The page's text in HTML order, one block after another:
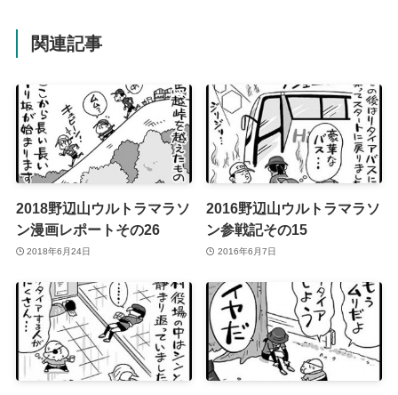
関連記事
2018野辺山ウルトラマラソ
ン漫画レポートその26
2018年6月24日
2016野辺山ウルトラマラソ
ン参戦記その15
2016年6月7日